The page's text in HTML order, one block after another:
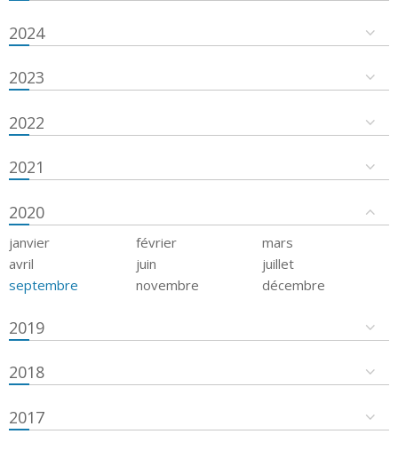
2024
2023
2022
2021
2020
janvier février
mars
avril
juin
juillet
septembre
novembre décembre
2019
2018
2017